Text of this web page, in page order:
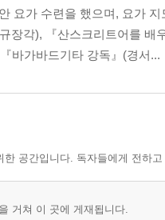
일어섬… / 마음에 대한 관
/ 팔정도, 보증된 깨달음의 길
있는가
명상의 부작용 / 사이비 명상
요가 수련을 했으며, 요가
장각), 『산스크리트어를 배
바가바드기타 강독』(경서...
한 공간입니다. 독자들에게 전하
거쳐 이 곳에 게재됩니다.